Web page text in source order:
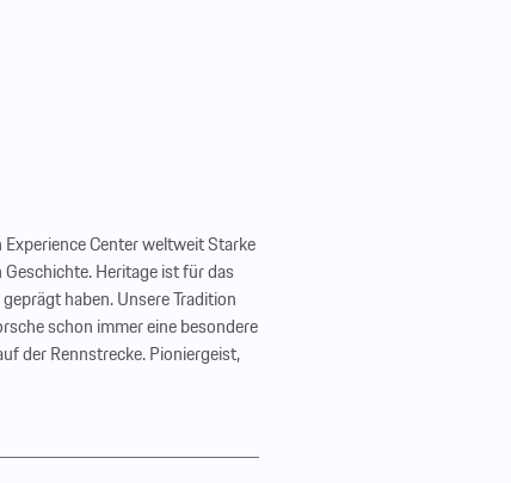
Center weltweit Starke
Heritage ist für das
haben. Unsere Tradition
schon immer eine besondere
der Rennstrecke. Pioniergeist,